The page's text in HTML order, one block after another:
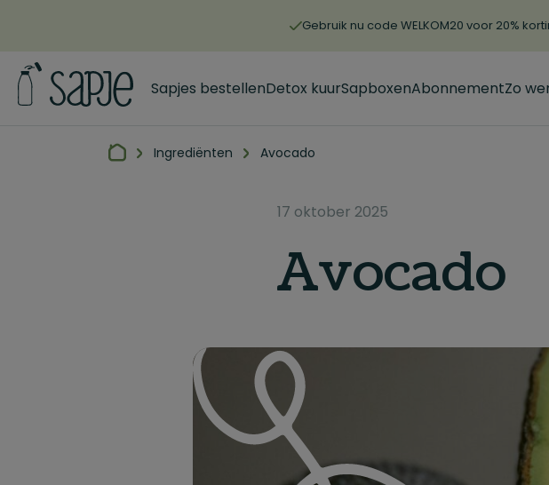
Gebruik nu code WELKOM20 voor 20%
Sapjes bestellenDetox kuurSapboxenAbonnementZo
Ingrediënten Avocado
17 oktober 2025
Avocado